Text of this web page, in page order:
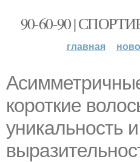
90-60-90 |
главная
короткие
уникальность и